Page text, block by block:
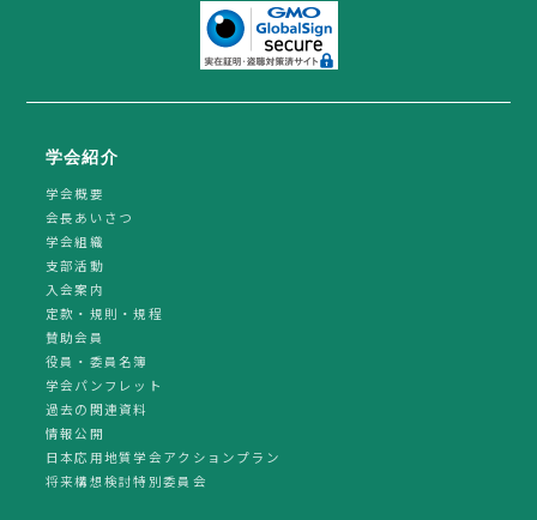
学会紹介
学会概要
会長あいさつ
学会組織
支部活動
入会案内
定款・規則・規程
賛助会員
役員・委員名簿
学会パンフレット
過去の関連資料
情報公開
日本応用地質学会アクションプラン
将来構想検討特別委員会